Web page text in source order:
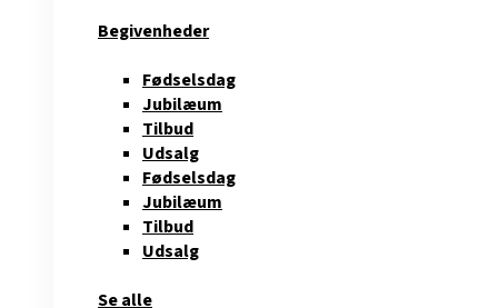
Begivenheder
Fødselsdag
Jubilæum
Tilbud
Udsalg
Fødselsdag
Jubilæum
Tilbud
Udsalg
Se alle